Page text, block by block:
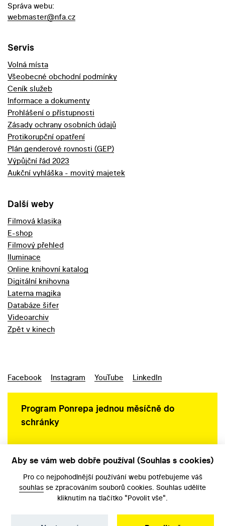
Správa webu:
webmaster@nfa.cz
Servis
Volná místa
Všeobecné obchodní podmínky
Ceník služeb
Informace a dokumenty
Prohlášení o přístupnosti
Zásady ochrany osobních údajů
Protikorupční opatření
Plán genderové rovnosti (GEP)
Výpůjční řád 2023
Aukční vyhláška - movitý majetek
Další weby
Filmová klasika
E-shop
Filmový přehled
Iluminace
Online knihovní katalog
Digitální knihovna
Laterna magika
Databáze šifer
Videoarchiv
Zpět v kinech
Facebook Instagram YouTube LinkedIn
Program Ponrepa jednou měsíčně do
schránky
Aby se vám web dobře používal (Souhlas s cookies)
Pro co nejpohodlnější používání webu potřebujeme váš
souhlas se zpracováním souborů cookies. Souhlas udělíte
kliknutím na tlačítko "Povolit vše".